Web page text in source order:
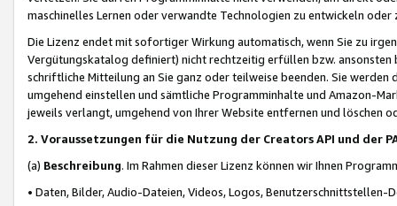
maschinelles Lernen oder verwandte Technologien zu entwickeln
Die Lizenz endet mit sofortiger Wirkung automatisch, wenn Sie zu
Vergütungskatalog definiert) nicht rechtzeitig erfüllen bzw. ansonsten
schriftliche Mitteilung an Sie ganz oder teilweise beenden. Sie werden
umgehend einstellen und sämtliche Programminhalte und Amazon-
jeweils verlangt, umgehend von Ihrer Website entfernen und löschen
2. Voraussetzungen für die Nutzung der Creators API und der
(a) Beschreibung. Im Rahmen dieser Lizenz können wir Ihnen
• Daten, Bilder, Audio-Dateien, Videos, Logos, Benutzerschnittstellen-